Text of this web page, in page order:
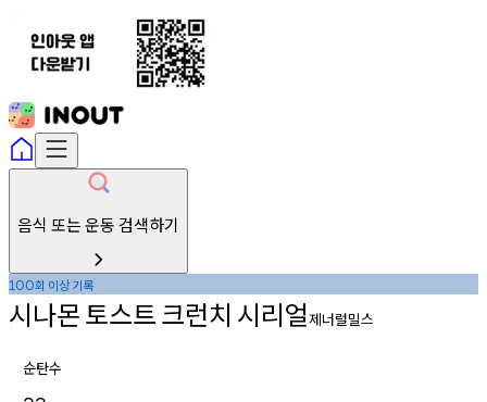
음식 또는 운동 검색하기
100회 이상기록
시나몬토스트크런치 시리얼제너럴밀스
순탄수